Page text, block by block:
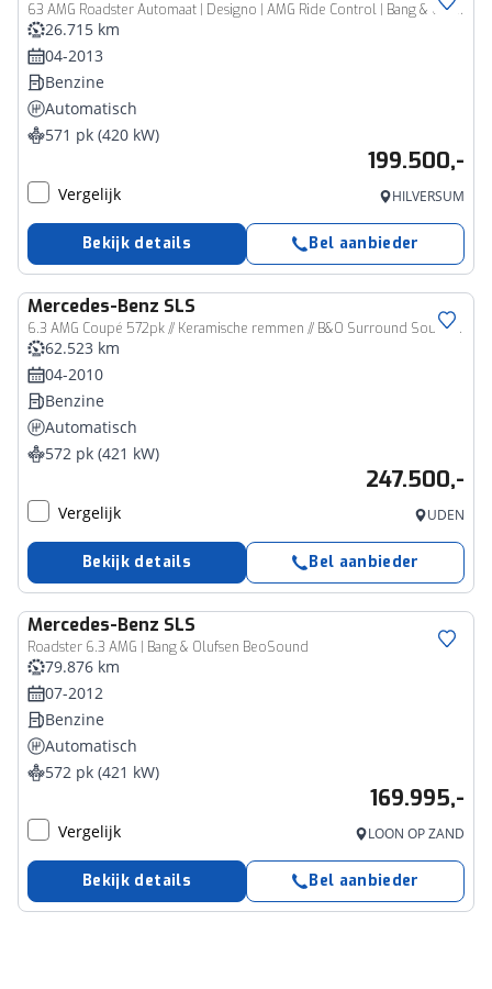
63 AMG Roadster Automaat | Designo | AMG Ride Control | Bang & Olufsen | Airscarf | Memorypakket | Keramische Remmen | Carbon | Camera
26.715 km
04-2013
Benzine
Automatisch
571 pk (420 kW)
199.500,-
Vergelijk HILVERSUM
Bekijk details Bel aanbieder
Mercedes-Benz SLS
6.3 AMG Coupé 572pk // Keramische remmen // B&O Surround Sound // Memory // Camera
62.523 km
04-2010
Benzine
Automatisch
572 pk (421 kW)
247.500,-
Vergelijk UDEN
Bekijk details Bel aanbieder
Mercedes-Benz SLS
Roadster 6.3 AMG | Bang & Olufsen BeoSound
79.876 km
07-2012
Benzine
Automatisch
572 pk (421 kW)
169.995,-
Vergelijk LOON OP ZAND
Bekijk details Bel aanbieder